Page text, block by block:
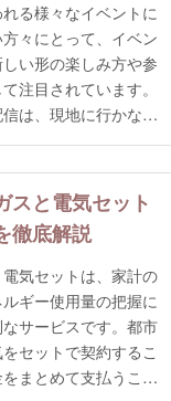
る様々なイベントに
々にとって、イベン
しい形の楽しみ方や参
注目されています。
は、現地に行かなく
人や時間の制約があ
も大変便利なサービ
の風土や文化を感じ
るイベントが多数開
すが、その中でも
スと電気セット
徹底解説
気セットは、家計の
ギー使用量の把握に
サービスです。都市
セットで契約するこ
まとめて支払うこと